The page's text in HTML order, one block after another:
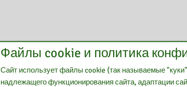
Файлы cookie и политика
Сайт использует файлы cookie (так называемые
надлежащего функционирования сайта, адаптации